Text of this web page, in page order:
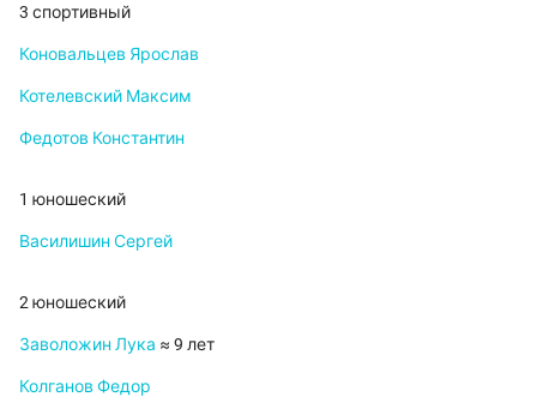
3 спортивный
Коновальцев Ярослав
Котелевский Максим
Федотов Константин
1 юношеский
Василишин Сергей
2 юношеский
Заволожин Лука ≈ 9 лет
Колганов Федор